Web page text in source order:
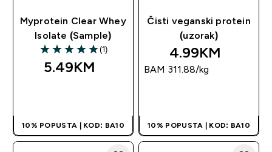
Myprotein Clear Whey
Isolate (Sample)
5 out of 5 stars
(1)
5.49KM‎
10% POPUSTA | KOD: BA10
Čisti veganski protein
(uzorak)
4.99KM‎
BAM 311.88‎/kg
10% POPUSTA | KOD: BA10